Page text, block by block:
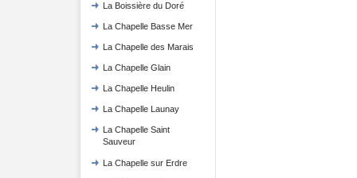
La Boissière du Doré
La Chapelle Basse Mer
La Chapelle des Marais
La Chapelle Glain
La Chapelle Heulin
La Chapelle Launay
La Chapelle Saint
Sauveur
La Chapelle sur Erdre